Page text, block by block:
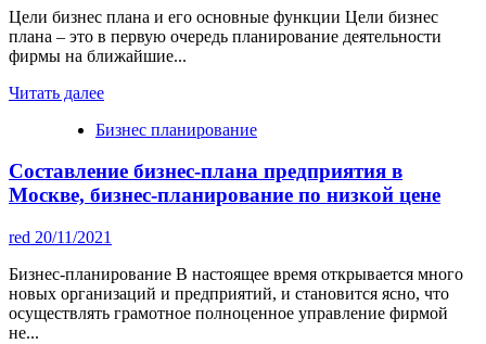
Цели бизнес плана и его основные функции Цели бизнес
плана – это в первую очередь планирование деятельности
фирмы на ближайшие...
Читать далее
Бизнес планирование
Составление бизнес-плана предприятия в
Москве, бизнес-планирование по низкой цене
red 20/11/2021
Бизнес-планирование В настоящее время открывается много
новых организаций и предприятий, и становится ясно, что
осуществлять грамотное полноценное управление фирмой
не...